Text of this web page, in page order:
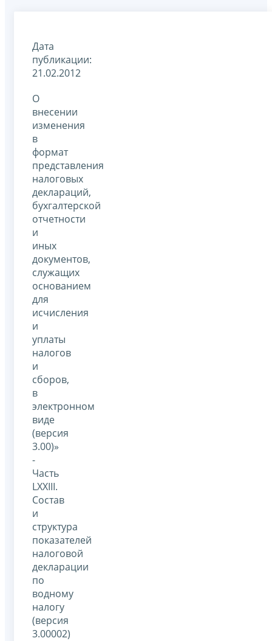
Дата
публикации:
21.02.2012
О
внесении
изменения
в
формат
представления
налоговых
деклараций,
бухгалтерской
отчетности
и
иных
документов,
служащих
основанием
для
исчисления
и
уплаты
налогов
и
сборов,
в
электронном
виде
(версия
3.00)»
-
Часть
LXXIII.
Состав
и
структура
показателей
налоговой
декларации
по
водному
налогу
(версия
3.00002)